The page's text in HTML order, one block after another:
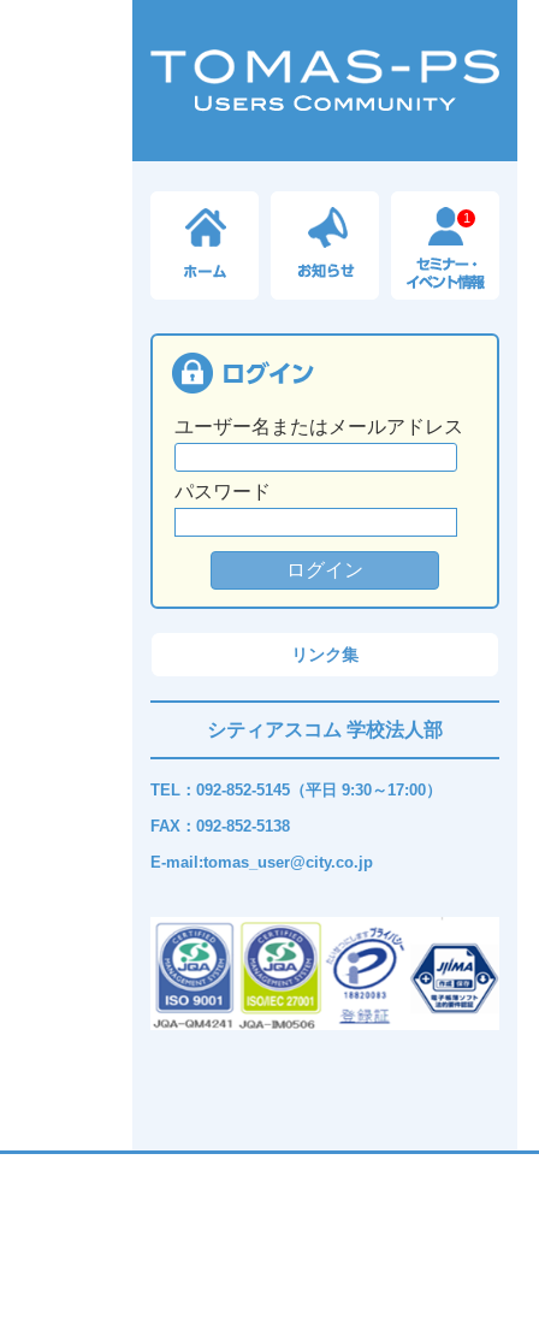
1
ユーザー名またはメールアドレス
パスワード
リンク集
シティアスコム 学校法人部
TEL：092-852-5145（平日 9:30～17:00）
FAX：092-852-5138
E-mail:tomas_user@city.co.jp